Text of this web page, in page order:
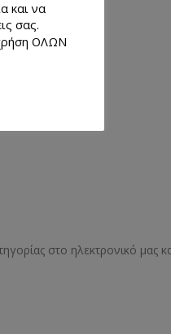
στο ηλεκτρονικό μας
και να
σας.
ΟΛΩΝ